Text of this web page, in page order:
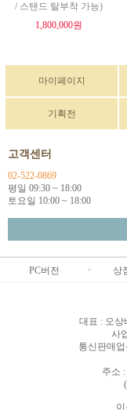
/ 스탠드 탈부착 가능)
1,800,000원
마이페이지
기획전
고객센터
02-522-0869
평일 09:30 ~ 18:00
토요일 10:00 ~ 18:00
PC버전 상
대표 : 오상
사
통신판매
주소